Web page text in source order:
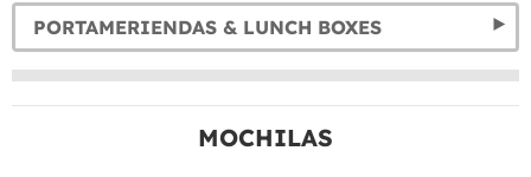
PORTAMERIENDAS & LUNCH BOXES
MOCHILAS